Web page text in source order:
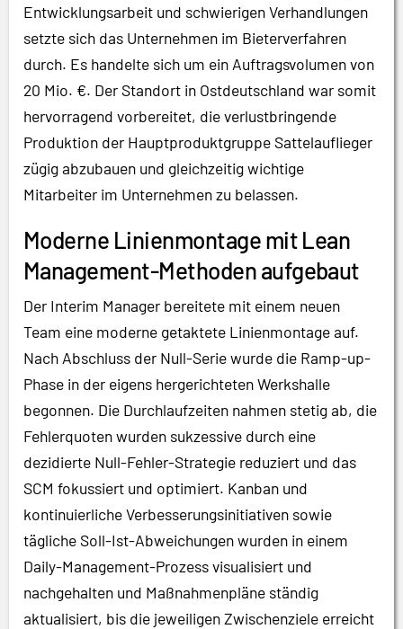
Entwicklungsarbeit und schwierigen Verhandlungen
setzte sich das Unternehmen im Bieterverfahren
durch. Es handelte sich um ein Auftragsvolumen von
20 Mio. €. Der Standort in Ostdeutschland war somit
hervorragend vorbereitet, die verlustbringende
Produktion der Hauptproduktgruppe Sattelauflieger
zügig abzubauen und gleichzeitig wichtige
Mitarbeiter im Unternehmen zu belassen.
Moderne Linienmontage mit Lean
Management-Methoden aufgebaut
Der Interim Manager bereitete mit einem neuen
Team eine moderne getaktete Linienmontage auf.
Nach Abschluss der Null-Serie wurde die Ramp-up-
Phase in der eigens hergerichteten Werkshalle
begonnen. Die Durchlaufzeiten nahmen stetig ab, die
Fehlerquoten wurden sukzessive durch eine
dezidierte Null-Fehler-Strategie reduziert und das
SCM fokussiert und optimiert. Kanban und
kontinuierliche Verbesserungsinitiativen sowie
tägliche Soll-Ist-Abweichungen wurden in einem
Daily-Management-Prozess visualisiert und
nachgehalten und Maßnahmenpläne ständig
aktualisiert, bis die jeweiligen Zwischenziele erreicht